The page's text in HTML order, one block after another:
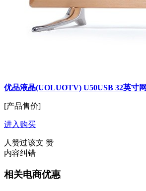
优品液晶(UOLUOTV) U50USB 32英寸
[产品售价]
进入购买
人赞过该文 赞
内容纠错
相关电商优惠